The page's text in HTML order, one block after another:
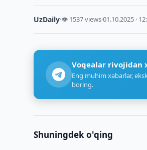
UzDaily·👁 1537 views·01.10.2025 ·
Voqealar rivojidan
Eng muhim xabarlar,
boring.
Shuningdek o'qing